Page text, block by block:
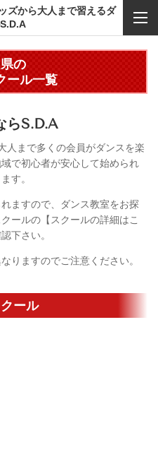
ズから大人まで習えるダ
の
ール一覧
らS.D.A
人まで多くの会員がダンスを楽
で初心者が安心して始められ
す。
ますので、ダンス教室をお探
ールの【スクールの詳細はこ
下さい。
りますのでご注意ください。
ール